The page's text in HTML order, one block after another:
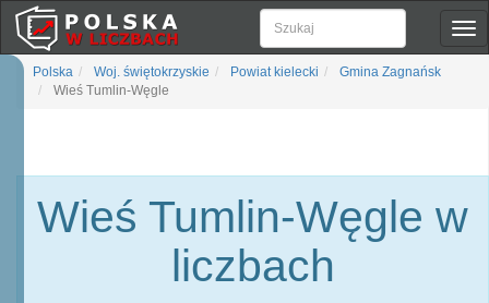
Polska Woj. świętokrzyskie Powiat kielecki
Gmina Zagnańsk
Wieś Tumlin-Węgle
Wieś Tumlin-Węgle w
liczbach